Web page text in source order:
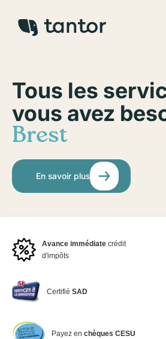
Tous les
vous avez
Brest
En savoir plus
Avance immédiate crédit
d'impôts
CertifiéSAD
Payez en chèques CESU